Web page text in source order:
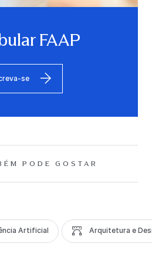
FAAP
se
PODE GOSTAR
Artificial Arquitetura e